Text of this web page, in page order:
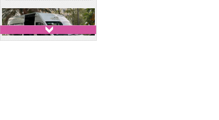
Xe 16 chỗ - Hyundai Solati